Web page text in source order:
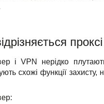
і VPN нерідко
схожі функції захисту,